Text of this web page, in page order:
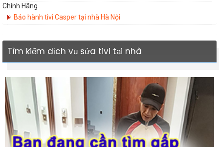
Chính Hãng
Bảo hành tivi Casper tại nhà Hà Nội
Tìm kiếm dịch vụ sửa tivi tại nhà